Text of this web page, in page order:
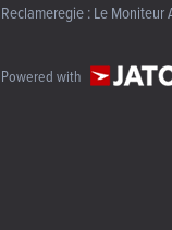
Reclameregie :Le Moniteur
Powered with